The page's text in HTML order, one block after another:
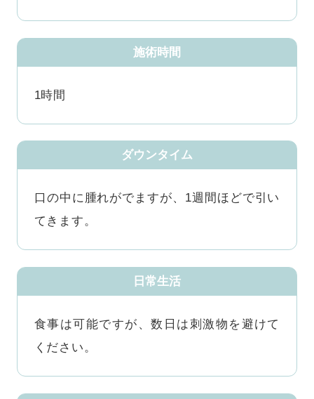
施術時間
1時間
ダウンタイム
口の中に腫れがでますが、1週間ほどで引い
てきます。
日常生活
食事は可能ですが、数日は刺激物を避けて
ください。